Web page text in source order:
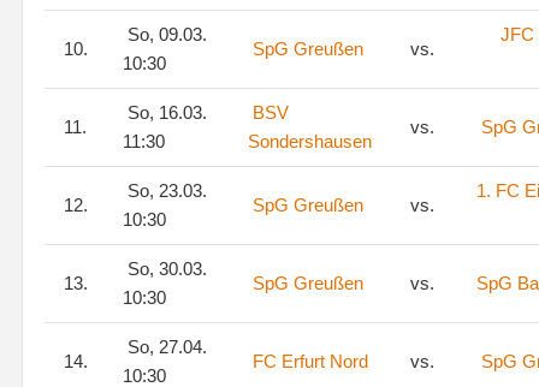
10.
So, 09.03.
10:30
SpG Greußen vs.
JFC
11.
So, 16.03.
11:30
BSV
Sondershausen
vs. SpG
12.
So, 23.03.
10:30
SpG Greußen vs.
1. FC
13.
So, 30.03.
10:30
SpG Greußen vs. SpG
14.
So, 27.04.
10:30
FC Erfurt Nord vs. SpG